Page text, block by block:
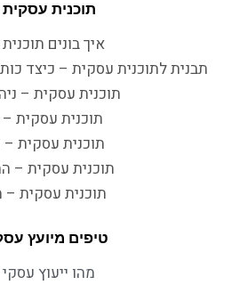
תוכנית עסקית
איך בונים
תבנית לתוכנית עסקית – כיצד
תוכנית עסקית –
תוכנית עסקית
תוכנית עסקית –
תוכנית עסקית –
תוכנית עסקית –
טיפים מיועץ
מהו ייעוץ עסקי